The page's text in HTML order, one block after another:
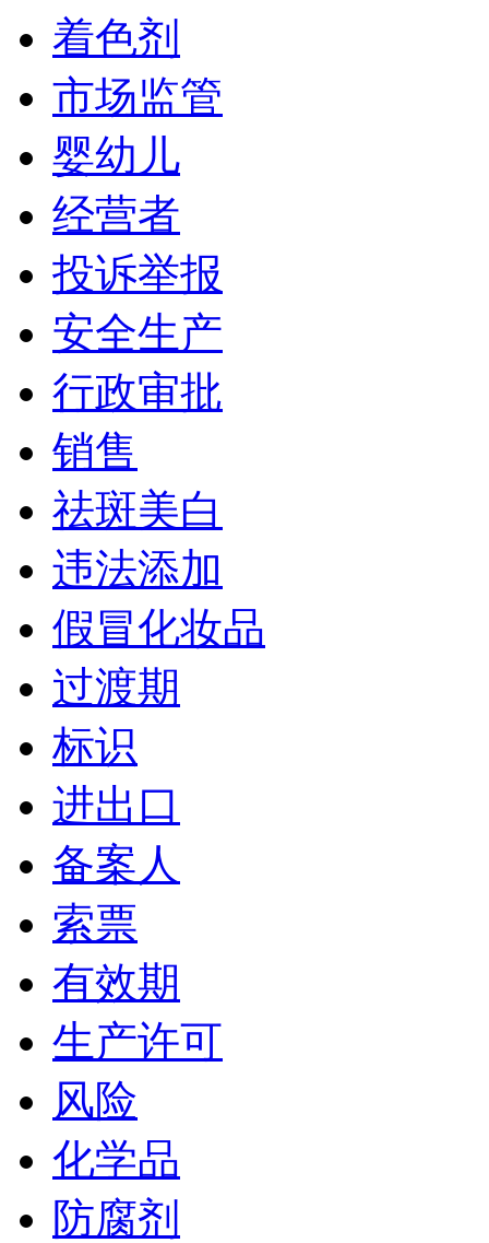
着色剂
市场监管
婴幼儿
经营者
投诉举报
安全生产
行政审批
销售
祛斑美白
违法添加
假冒化妆品
过渡期
标识
进出口
备案人
索票
有效期
生产许可
风险
化学品
防腐剂